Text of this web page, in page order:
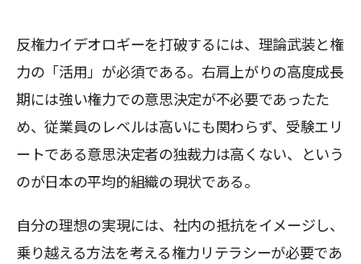
反権力イデオロギーを打破するには、理論武装と権
力の「活用」が必須である。右肩上がりの高度成長
期には強い権力での意思決定が不必要であったた
め、従業員のレベルは高いにも関わらず、受験エリ
ートである意思決定者の独裁力は高くない、という
のが日本の平均的組織の現状である。
自分の理想の実現には、社内の抵抗をイメージし、
乗り越える方法を考える権力リテラシーが必要であ